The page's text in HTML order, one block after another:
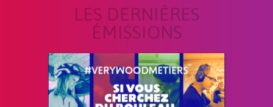
LES DERNIÈRES
ÉMISSIONS